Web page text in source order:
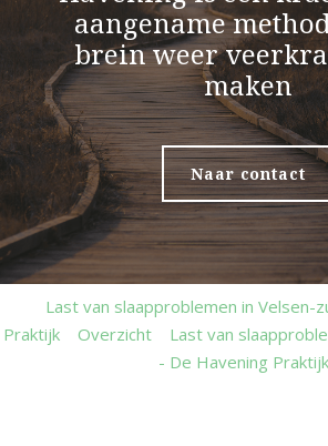
aangename
brein weer
maken
Naar contact
Last van slaapproblemen in Velsen-
Praktijk
Overzicht
Last van
- De Havening Praktijk